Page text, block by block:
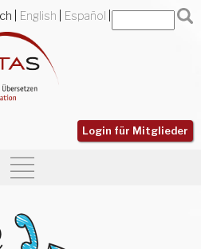
English Español
Login für Mitglieder